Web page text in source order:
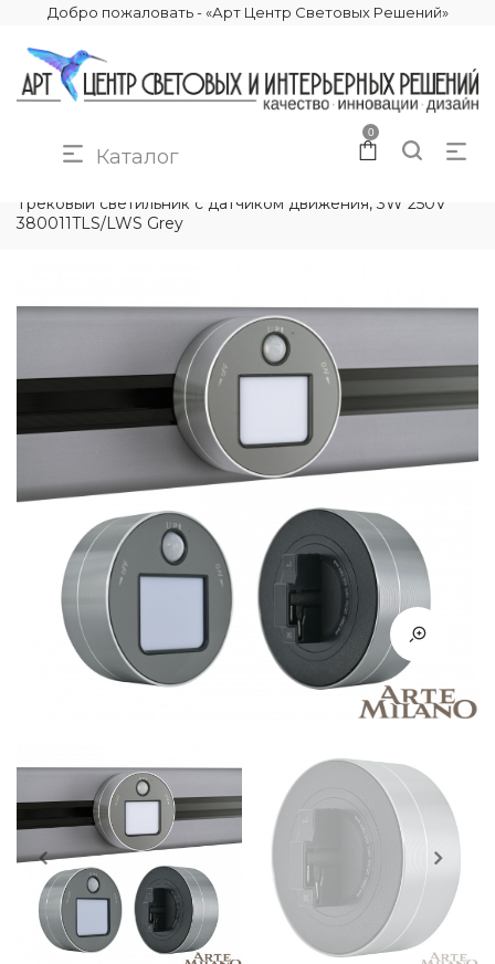
Добро пожаловать - «Арт Центр Световых Решений»
Каталог
0
Трековый светильник с датчиком движения, 3W 250V
380011TLS/LWS Grey